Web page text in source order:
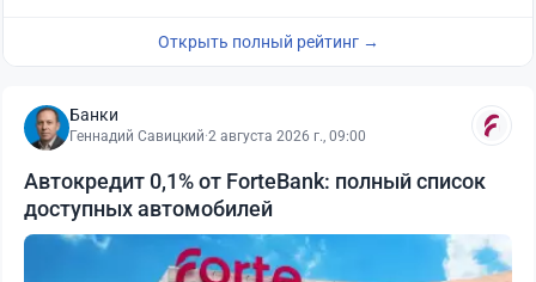
Открыть полный рейтинг →
Банки
Геннадий Савицкий·2 августа 2026 г., 09:00
Автокредит 0,1% от ForteBank: полный список
доступных автомобилей